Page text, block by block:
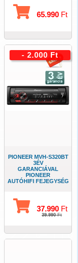
65.990Ft
PIONEER MVH-S320BT
3ÉV
GARANCIÁVAL
PIONEER
AUTÓHIFI FEJEGYSÉG
37.990Ft
39.990Ft
- 2.000 Ft